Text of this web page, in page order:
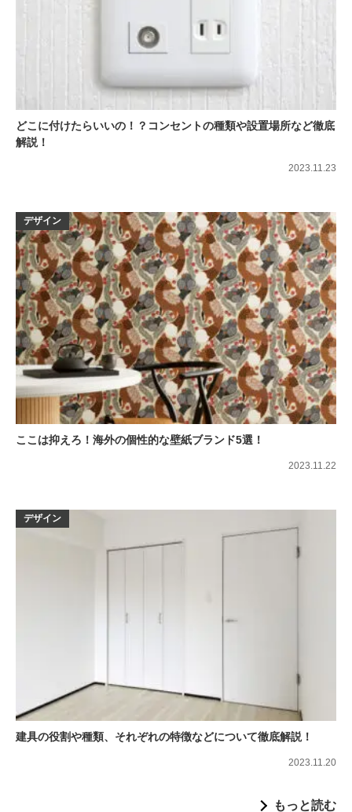
どこに付けたらいいの！？コンセントの種類や設置場所など徹底
解説！
2023.11.23
ここは抑えろ！海外の個性的な壁紙ブランド5選！
デザイン
2023.11.22
建具の役割や種類、それぞれの特徴などについて徹底解説！
デザイン
2023.11.20
もっと読む